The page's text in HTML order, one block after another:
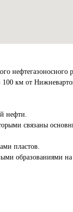
км от
нефти.
связаны
пластов.
образованиями